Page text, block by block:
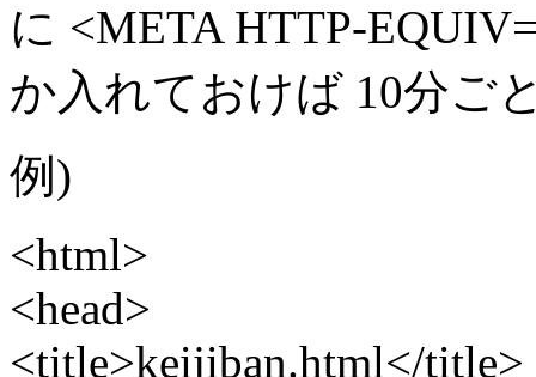
に <META HTTP-
か入れておけば 10分ご
例)
<html>
<head>
<title>keijiban.html</title>